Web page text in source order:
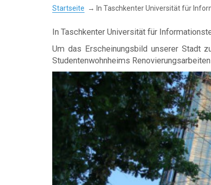
Startseite In Taschkenter Universität für
In Taschkenter Universität für
Um das Erscheinungsbild unserer Stadt
Studentenwohnheims